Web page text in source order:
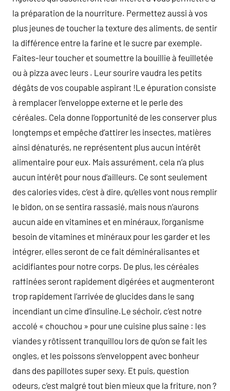
la préparation de la nourriture. Permettez aussi à vos
plus jeunes de toucher la texture des aliments, de sentir
la différence entre la farine et le sucre par exemple.
Faites-leur toucher et soumettre la bouillie à feuilletée
ou à pizza avec leurs . Leur sourire vaudra les petits
dégâts de vos coupable aspirant !Le épuration consiste
à remplacer l’enveloppe externe et le perle des
céréales. Cela donne l’opportunité de les conserver plus
longtemps et empêche d’attirer les insectes, matières
ainsi dénaturés, ne représentent plus aucun intérêt
alimentaire pour eux. Mais assurément, cela n’a plus
aucun intérêt pour nous d’ailleurs. Ce sont seulement
des calories vides, c’est à dire, qu’elles vont nous remplir
le bidon, on se sentira rassasié, mais nous n’aurons
aucun aide en vitamines et en minéraux, l’organisme
besoin de vitamines et minéraux pour les garder et les
intégrer, elles seront de ce fait déminéralisantes et
acidifiantes pour notre corps. De plus, les céréales
raffinées seront rapidement digérées et augmenteront
trop rapidement l’arrivée de glucides dans le sang
incendiant un cime d’insuline.Le séchoir, c’est notre
accolé « chouchou » pour une cuisine plus saine : les
viandes y rôtissent tranquillou lors de qu’on se fait les
ongles, et les poissons s’enveloppent avec bonheur
dans des papillotes super sexy. Et puis, question
odeurs, c’est malgré tout bien mieux que la friture, non ?